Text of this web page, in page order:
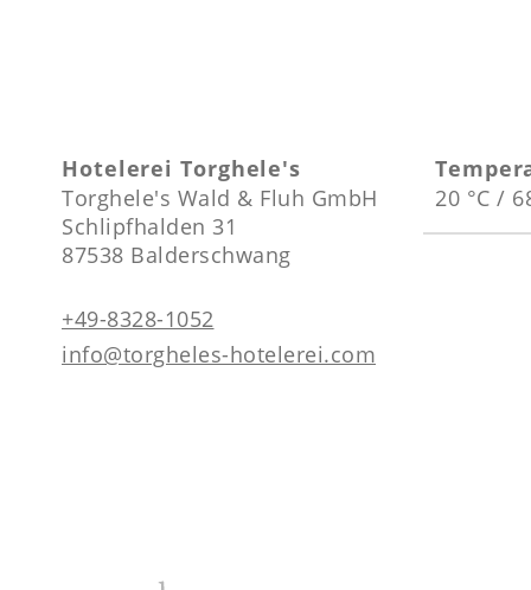
Hotelerei Torghele's
Torghele's Wald & Fluh GmbH
Schlipfhalden 31
87538 Balderschwang
+49-8328-1052
info@torgheles-hotelerei.com
20 °C /